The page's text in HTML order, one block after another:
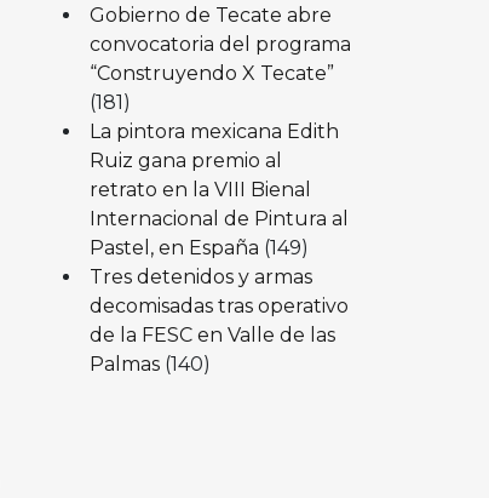
Gobierno de Tecate abre
convocatoria del programa
“Construyendo X Tecate”
(181)
La pintora mexicana Edith
Ruiz gana premio al
retrato en la VIII Bienal
Internacional de Pintura al
Pastel, en España (149)
Tres detenidos y armas
decomisadas tras operativo
de la FESC en Valle de las
Palmas (140)